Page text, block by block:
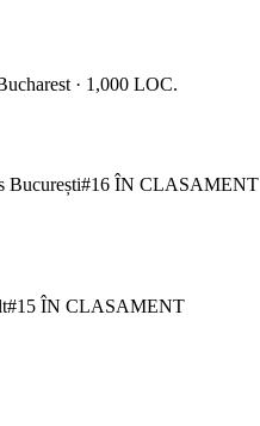
· 1,000 LOC.
București#16 ÎN CLASAMENT
#15 ÎN CLASAMENT